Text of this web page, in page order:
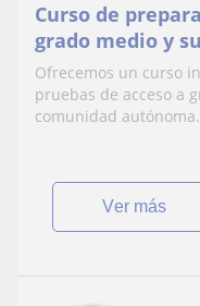
Curso de
grado medio y
autónoma
Ofrecemos un curso
pruebas de acceso a
comunidad
ver más